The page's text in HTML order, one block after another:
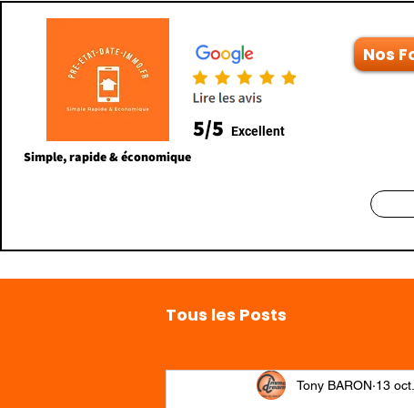
Simple, rapide & économique
5/5 Excellent
Nos
Tous les Posts
Tony BARON 13